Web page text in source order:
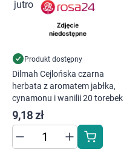
Produkt dostępny
Dilmah Cejlońska czarna
herbata z aromatem jabłka,
cynamonu i wanilii 20 torebek
9,18 zł